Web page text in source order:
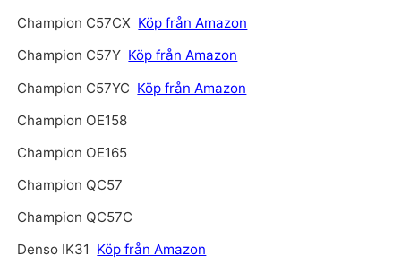
Champion C57CX Köp från Amazon
Champion C57Y Köp från Amazon
Champion C57YC Köp från Amazon
Champion OE158
Champion OE165
Champion QC57
Champion QC57C
Denso IK31 Köp från Amazon